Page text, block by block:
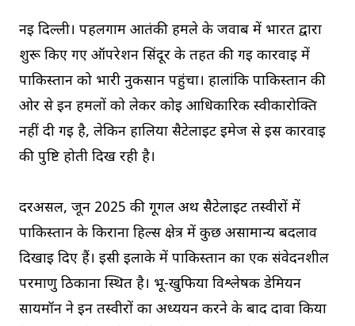
नई दिल्ली। पहलगाम आतंकी हमले के जवाब में भारत द्वारा
शुरू किए गए ऑपरेशन सिंदूर के तहत की गई कार्रवाई में
पाकिस्तान को भारी नुकसान पहुंचा। हालांकि पाकिस्तान की
ओर से इन हमलों को लेकर कोई आधिकारिक स्वीकारोक्ति
नहीं दी गई है, लेकिन हालिया सैटेलाइट इमेज से इस कार्रवाई
की पुष्टि होती दिख रही है।
दरअसल, जून 2025 की गूगल अर्थ सैटेलाइट तस्वीरों में
पाकिस्तान के किराना हिल्स क्षेत्र में कुछ असामान्य बदलाव
दिखाई दिए हैं। इसी इलाके में पाकिस्तान का एक संवेदनशील
परमाणु ठिकाना स्थित है। भू-खुफिया विश्लेषक डेमियन
सायमॉन ने इन तस्वीरों का अध्ययन करने के बाद दावा किया